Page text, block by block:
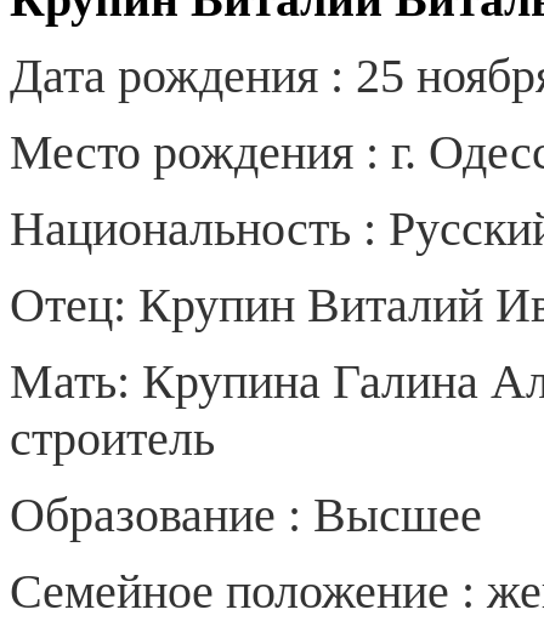
Дата рождения : 25
Место рождения : г.
Национальность :
Отец: Крупин Виталий
Мать: Крупина Галина
строитель
Образование : Высшее
Семейное положение :